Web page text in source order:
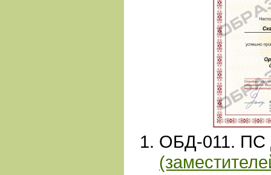
ОБД-011. ПС